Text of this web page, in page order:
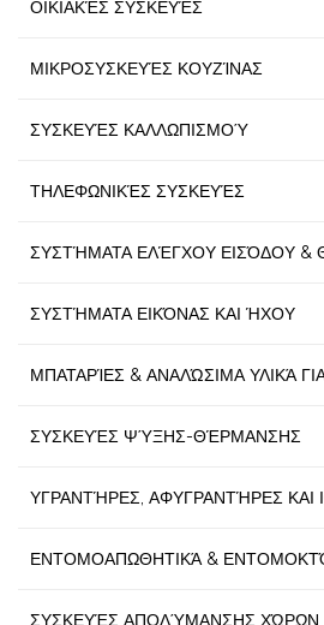
ΟΙΚΙΑΚΈΣ ΣΥΣΚΕΥΈΣ
ΜΙΚΡΟΣΥΣΚΕΥΈΣ ΚΟΥΖΊΝΑΣ
ΣΥΣΚΕΥΈΣ ΚΑΛΛΩΠΙΣΜΟΎ
ΤΗΛΕΦΩΝΙΚΈΣ ΣΥΣΚΕΥΈΣ
ΣΥΣΤΉΜΑΤΑ ΕΛΈΓΧΟΥ ΕΙΣΌΔΟΥ
ΣΥΣΤΉΜΑΤΑ ΕΙΚΌΝΑΣ ΚΑΙ ΉΧΟΥ
ΜΠΑΤΑΡΊΕΣ & ΑΝΑΛΏΣΙΜΑ ΥΛΙΚΆ
ΣΥΣΚΕΥΈΣ ΨΎΞΗΣ-ΘΈΡΜΑΝΣΗΣ
ΥΓΡΑΝΤΉΡΕΣ, ΑΦΥΓΡΑΝΤΉΡΕΣ ΚΑΙ
ΕΝΤΟΜΟΑΠΩΘΗΤΙΚΆ &
ΣΥΣΚΕΥΈΣ ΑΠΟΛΎΜΑΝΣΗΣ ΧΏΡΩΝ